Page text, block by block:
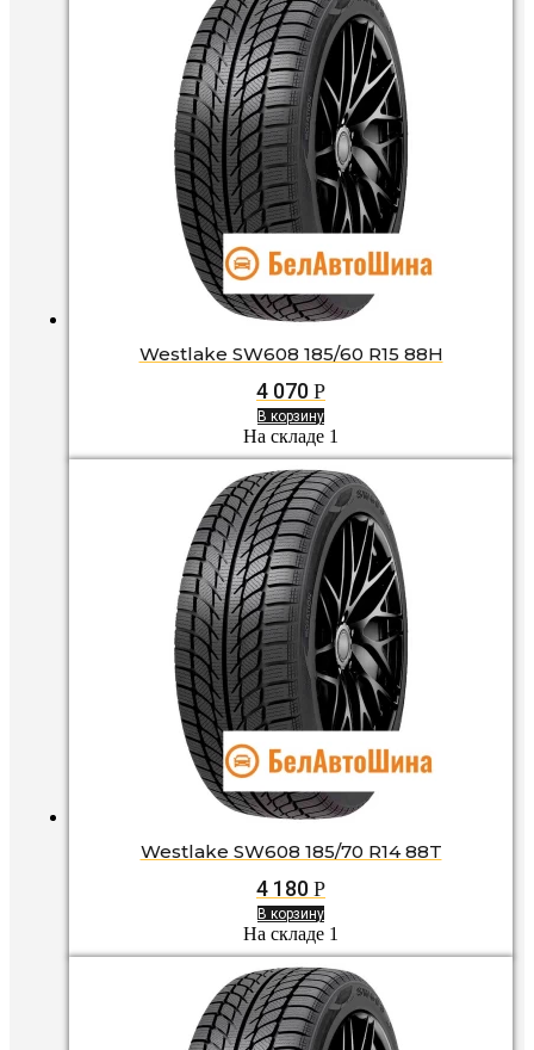
Westlake SW608 185/60 R15 88H
4 070 Р
В корзину
На складе 1
Westlake SW608 185/70 R14 88T
4 180 Р
В корзину
На складе 1